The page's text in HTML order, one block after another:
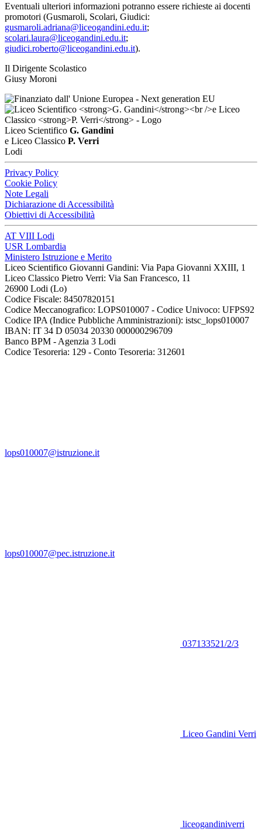
Eventuali ulteriori informazioni potranno essere richieste ai docenti
promotori (Gusmaroli, Scolari, Giudici:
gusmaroli.adriana@liceogandini.edu.it;
scolari.laura@liceogandini.edu.it;
giudici.roberto@liceogandini.edu.it).
Il Dirigente Scolastico
Giusy Moroni
Liceo Scientifico G. Gandini
e Liceo Classico P. Verri
Lodi
Privacy Policy
Cookie Policy
Note Legali
Dichiarazione di Accessibilità
Obiettivi di Accessibilità
AT VIII Lodi
USR Lombardia
Ministero Istruzione e Merito
Liceo Scientifico Giovanni Gandini: Via Papa Giovanni XXIII, 1
Liceo Classico Pietro Verri: Via San Francesco, 11
26900 Lodi (Lo)
Codice Fiscale: 84507820151
Codice Meccanografico: LOPS010007 - Codice Univoco: UFPS92
Codice IPA (Indice Pubbliche Amministrazioni): istsc_lops010007
IBAN: IT 34 D 05034 20330 000000296709
Banco BPM - Agenzia 3 Lodi
Codice Tesoreria: 129 - Conto Tesoreria: 312601
lops010007@istruzione.it
lops010007@pec.istruzione.it
037133521/2/3
Liceo Gandini Verri
liceogandiniverri